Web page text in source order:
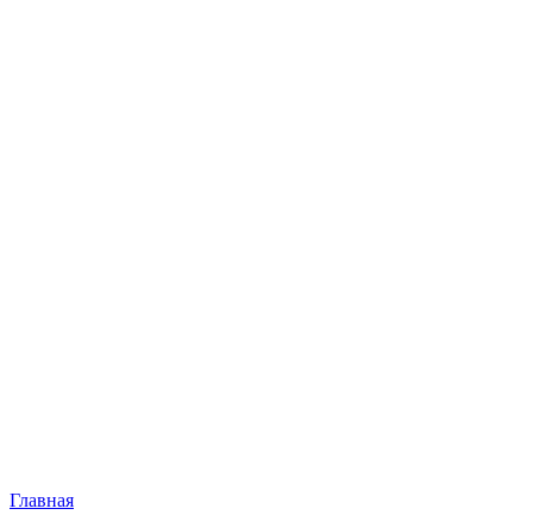
Главная